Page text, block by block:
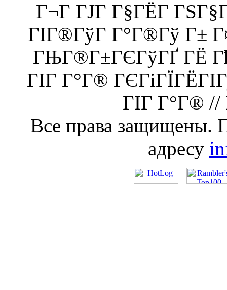
Г¬Г ГЈГ Г§ГЁГ­
ГІГ®ГўГ Г°Г®Гў Г±
ГЊГ®Г±ГЄГўГҐ ГЁ
ГІГ Г°Г®
ГІГ Г°Г® //
Все права защищены.
адресу